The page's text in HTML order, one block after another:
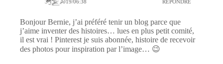
30/12/2019/06:38 RÉPONDRE
Bonjour Bernie, j’ai préféré tenir un blog parce que
j’aime inventer des histoires… lues en plus petit comité,
il est vrai ! Pinterest je suis abonnée, histoire de recevoir
des photos pour inspiration par l’image… 😉